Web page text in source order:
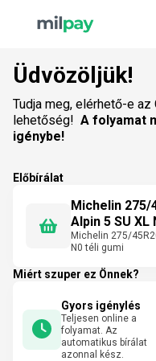
Üdvözöljük!
Tudja meg, elérhető-e
lehetőség! A folyamat
igénybe!
Előbírálat
Michelin 275/
Alpin 5 SU XL
Michelin 275/
N0 téli gumi
Miért szuper ez Önnek?
Gyors igénylés
Teljesen online a
folyamat. Az
automatikus bírálat
azonnal kész.